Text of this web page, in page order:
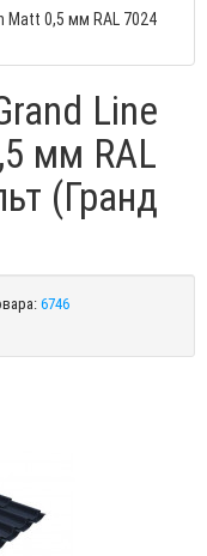
Мatt 0,5 мм RAL 7024
Line
мм RAL
(Гранд
6746